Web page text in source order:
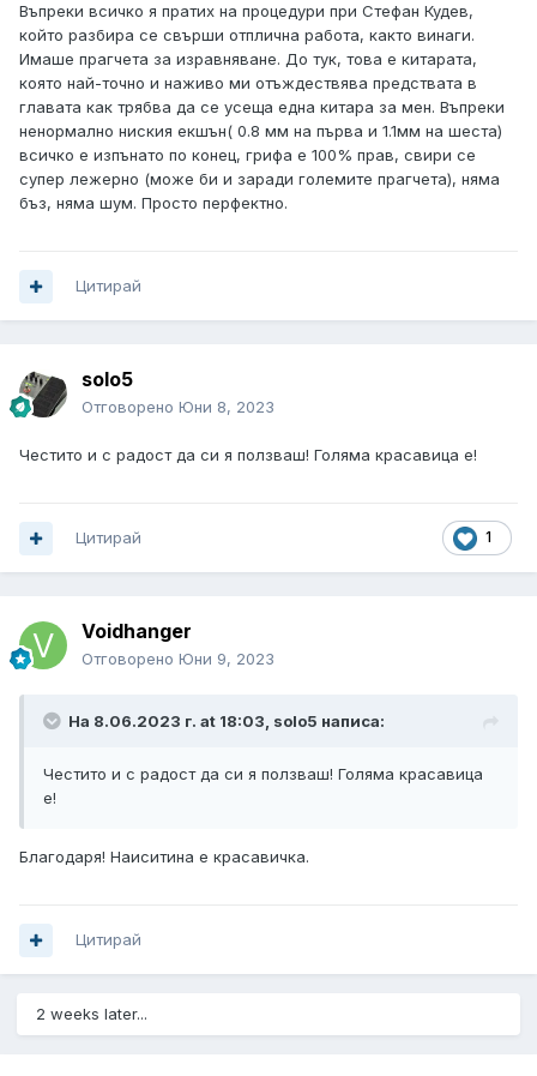
Въпреки всичко я пратих на процедури при Стефан Кудев,
който разбира се свърши отплична работа, както винаги.
Имаше прагчета за изравняване. До тук, това е китарата,
която най-точно и наживо ми отъждествява предствата в
главата как трябва да се усеща една китара за мен. Въпреки
ненормално ниския екшън( 0.8 мм на първа и 1.1мм на шеста)
всичко е изпънато по конец, грифа е 100% прав, свири се
супер лежерно (може би и заради големите прагчета), няма
бъз, няма шум. Просто перфектно.
Цитирай
solo5
Отговорено Юни 8, 2023
Честито и с радост да си я ползваш! Голяма красавица е!
1
Цитирай
Voidhanger
Отговорено Юни 9, 2023
На 8.06.2023 г. at 18:03, solo5 написа:
Честито и с радост да си я ползваш! Голяма красавица
е!
Благодаря! Наиситина е красавичка.
Цитирай
2 weeks later...